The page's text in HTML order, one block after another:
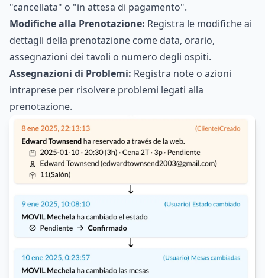
"cancellata" o "in attesa di pagamento".
Modifiche alla Prenotazione: Registra le modifiche ai
dettagli della prenotazione come data, orario,
assegnazioni dei tavoli o numero degli ospiti.
Assegnazioni di Problemi: Registra note o azioni
intraprese per risolvere problemi legati alla
prenotazione.